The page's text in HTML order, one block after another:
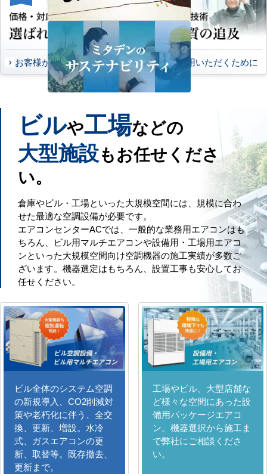
お客様から頂いたご意見 永くご愛用いただくために
ビルや工場などの
大型施設もお任せくださ
い。
倉庫やビル・工場といった大規模空間には、規模に合わ
せた最適な空調設備が必要です。
エアコンセンターACでは、一般的な業務用エアコンはも
ちろん、ビル用マルチエアコンや設備用・工場用エアコ
ンといった大規模空間向け空調機器の施工実績が多数ご
ざいます。機器選定はもちろん、設置工事も安心してお
任せください。
ビル全体のシステム空調
の新規導入、CO2削減対
策や老朽化に伴う、全交
換、更新、増設。水冷
式、ガスエアコンの更
新、取替等。既存撤去、
更新まで。
工場やビル、大型店舗な
ど様々な空間にあった設
備用パッケージエアコ
ン。機器選択から施工ま
で弊社にご相談くださ
い。